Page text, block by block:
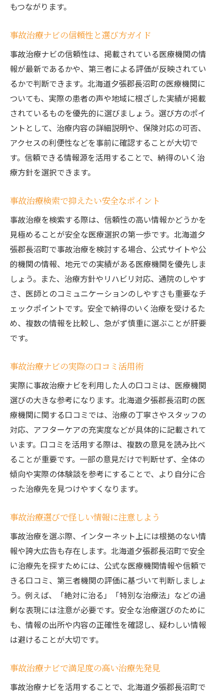
もつながります。
事故治療ナビの信頼性と選び方ガイド
事故治療ナビの信頼性は、掲載されている医療機関の情
報が最新であるかや、第三者による評価が反映されてい
るかで判断できます。北海道夕張郡長沼町の医療機関に
ついても、実際の患者の声や地域に根ざした実績が掲載
されているものを優先的に選びましょう。選び方のポイ
ントとして、治療内容の詳細説明や、保険対応の可否、
アクセスの利便性などを事前に確認することが大切で
す。信頼できる情報源を活用することで、納得のいく治
療方針を選択できます。
事故治療検索で抑えたい安全なポイント
事故治療を検索する際は、信頼性の高い情報かどうかを
見極めることが安全な医療選択の第一歩です。北海道夕
張郡長沼町で事故治療を検討する場合、公式サイトや公
的機関の情報、地元での実績がある医療機関を優先しま
しょう。また、治療方針やリハビリ対応、通院のしやす
さ、医師とのコミュニケーションのしやすさも重要なチ
ェックポイントです。安全で納得のいく治療を受けるた
め、複数の情報を比較し、急がず慎重に選ぶことが肝要
です。
事故治療ナビの実際の口コミ活用術
実際に事故治療ナビを利用した人の口コミは、医療機関
選びの大きな参考になります。北海道夕張郡長沼町の医
療機関に関する口コミでは、治療の丁寧さやスタッフの
対応、アフターケアの充実度などが具体的に記載されて
います。口コミを活用する際は、複数の意見を読み比べ
ることが重要です。一部の意見だけで判断せず、全体の
傾向や実際の体験談を参考にすることで、より自分に合
った治療先を見つけやすくなります。
事故治療選びで怪しい情報に注意しよう
事故治療を選ぶ際、インターネット上には根拠のない情
報や誇大広告も存在します。北海道夕張郡長沼町で安全
に治療先を探すためには、公式な医療機関情報や信頼で
きる口コミ、第三者機関の評価に基づいて判断しましょ
う。例えば、「絶対に治る」「特別な治療法」などの過
剰な表現には注意が必要です。安全な治療選びのために
も、情報の出所や内容の正確性を確認し、疑わしい情報
は避けることが大切です。
事故治療ナビで満足度の高い治療先発見
事故治療ナビを活用することで、北海道夕張郡長沼町で